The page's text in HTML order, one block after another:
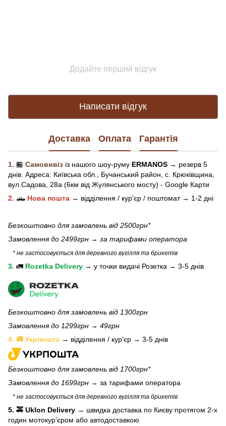
Додайте перший відгук
Написати відгук
Доставка Оплата Гарантія
1. 🏪 Самовивіз із нашого шоу-руму ERMANOS → резерв 5
днів. Адреса: Київська обл.,
Бучанський район, с. Крюківщина,
вул.Садова, 28а (6км від Жулянського мосту) - Google Карти
2. 🛻 Нова пошта → відділення / кур'єр / поштомат → 1-2 дні
Безкоштовно для замовлень від 2500грн*
Замовлення до 2499грн → за тарифами оператора
* не застосовується для деревного вугілля та брикетів
3. 🚛 Rozetka Delivery → у точки видачі Розетка → 3-5 днів
Безкоштовно для замовлень від 1300грн
Замовлення до 1299грн → 49грн
4. 🚚 Укрпошта → відділення / кур'єр → 3-5 днів
Безкоштовно для замовлень від 1700грн*
Замовлення до 1699грн → за тарифами оператора
* не застосовується для деревного вугілля та брикетів
5. 🚕 Uklon Delivery → швидка доставка по Києву протягом 2-х
годин мотокурʼєром або автодоставкою